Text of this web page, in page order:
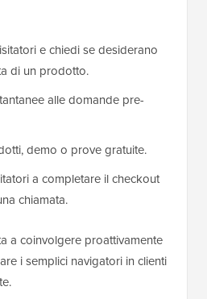
e chiedi se desiderano
di un prodotto.
alle domande pre-
demo o prove gratuite.
a completare il checkout
chiamata.
a coinvolgere proattivamente
i semplici navigatori in clienti